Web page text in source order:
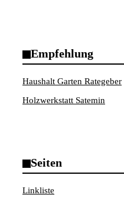
Empfehlung
Haushalt Garten Rategeber
Holzwerkstatt Satemin
Seiten
Linkliste